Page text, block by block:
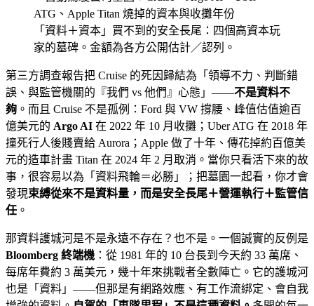
「資料＋資本」買不到的安全長尾：四個高資本玩
家的墓碑。金額為各方公開估計／認列。
第三方調查報告把 Cruise 的死因歸結為「領導不力、判斷錯
誤、與監管機關的『我們 vs 他們』心態」——不是資料不
夠 。而且 Cruise 不是孤例：Ford 與 VW 撐腰、峰值估值逾百
億美元的 Argo AI 在 2022 年 10 月收攤；Uber ATG 在 2018 年
撞死行人後賤賣給 Aurora；Apple 做了十年、傳花掉約百億美
元的造車計畫 Titan 在 2024 年 2 月取消。當你只看活下來的故
事，很容易以為「資料飛輪＝必勝」；把墓園一起看，你才會
發現束縛從來不是資料量，而是安全長尾＋營運執行＋監管信
任 。
那資料護城河是不是永遠不存在？也不是。一個誠實的反例是
Bloomberg 終端機 ：從 1981 年的 10 台長到今天約 33 萬席、
每席年費約 3 萬美元，幾十年來挑戰者全數陣亡。它的護城河
也是「資料」——但那是有網路效應、有工作流綁定、會自我